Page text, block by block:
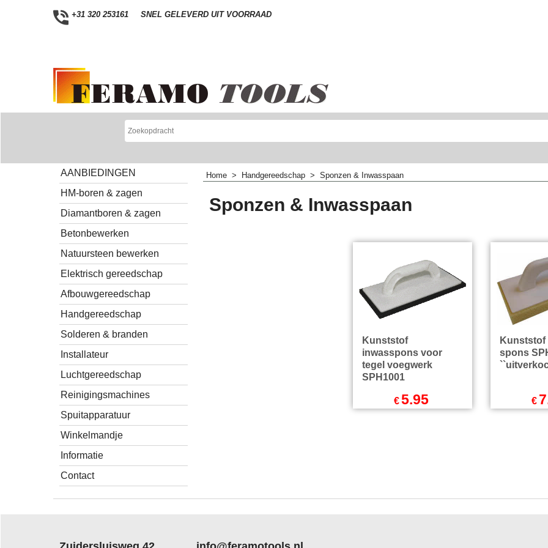
+31 320 253161 SNEL GELEVERD UIT VOORRAAD
AANBIEDINGEN
HM-boren & zagen
Diamantboren & zagen
Betonbewerken
Natuursteen bewerken
Elektrisch gereedschap
Afbouwgereedschap
Handgereedschap
Solderen & branden
Installateur
Luchtgereedschap
Reinigingsmachines
Spuitapparatuur
Winkelmandje
Informatie
Contact
Home > Handgereedschap > Sponzen & Inwasspaan
Sponzen & Inwasspaan
Kunststof
inwasspons voor
tegel voegwerk
SPH1001
€5.95
Excl.BTW
Kunststof
spons
€